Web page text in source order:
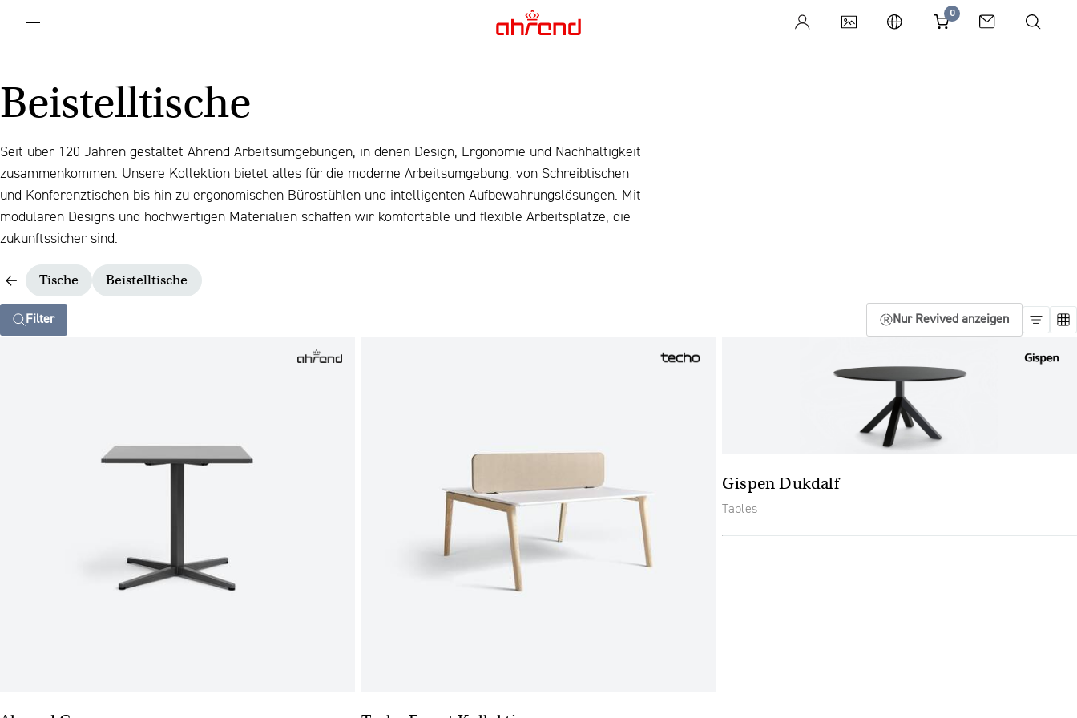
0
Beistelltische
Seit über 120 Jahren gestaltet Ahrend Arbeitsumgebungen, in denen Design, Ergonomie und Nachhaltigkeit
zusammenkommen. Unsere Kollektion bietet alles für die moderne Arbeitsumgebung: von Schreibtischen
und Konferenztischen bis hin zu ergonomischen Bürostühlen und intelligenten Aufbewahrungslösungen. Mit
modularen Designs und hochwertigen Materialien schaffen wir komfortable und flexible Arbeitsplätze, die
zukunftssicher sind.
Tische Beistelltische
Filter Nur Revived anzeigen
Gispen Dukdalf
Tables